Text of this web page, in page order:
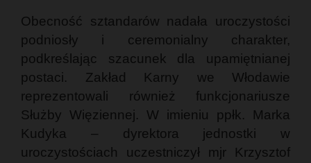
Obecność sztandarów nadała uroczystości
podniosły i ceremonialny charakter,
podkreślając szacunek dla upamiętnianej
postaci. Zakład Karny we Włodawie
reprezentowali również funkcjonariusze
Służby Więziennej. W imieniu ppłk. Marka
Kudyka – dyrektora jednostki w
uroczystościach uczestniczył mjr Krzysztof